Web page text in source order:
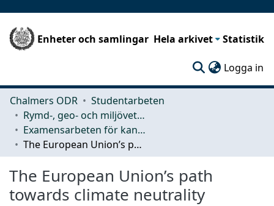
Enheter och samlingar Hela arkivet Statistik
Logga in
Chalmers ODR
Studentarbeten
Rymd-, geo- och miljövetenskap (SEE)
Examensarbeten för kandidatexamen
The European Union’s path towards climate neutrality
The European Union’s path
towards climate neutrality